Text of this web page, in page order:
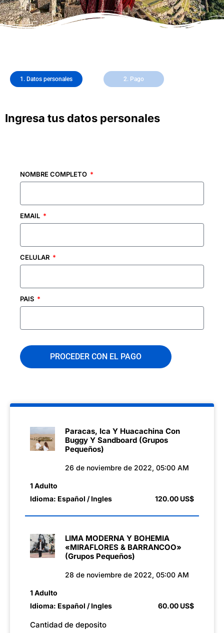
1. Datos personales 2. Pago
Ingresa tus datos personales
NOMBRE COMPLETO
EMAIL
CELULAR
PAIS
PROCEDER CON EL PAGO
Paracas, Ica Y Huacachina Con
Buggy Y Sandboard (Grupos
Pequeños)
26 de noviembre de 2022, 05:00 AM
1 Adulto
Idioma: Español / Ingles
120.00 US$
LIMA MODERNA Y BOHEMIA
«MIRAFLORES & BARRANCOO»
(Grupos Pequeños)
28 de noviembre de 2022, 05:00 AM
1 Adulto
Idioma: Español / Ingles
60.00 US$
Cantidad de deposito